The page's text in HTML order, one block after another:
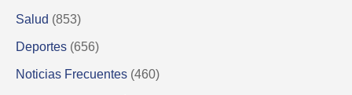
Salud (853)
Deportes (656)
Noticias Frecuentes (460)